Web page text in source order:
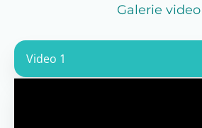
Galerie video
Video 1